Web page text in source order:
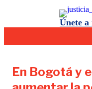
Únete a
En Bogotá y